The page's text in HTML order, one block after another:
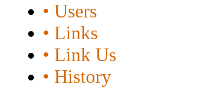
• Users
• Links
• Link Us
• History